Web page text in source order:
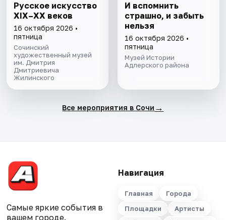
Русское искусство
XIX–XX веков
16 октября 2026 •
пятница
Сочинский
художественный музей
им. Дмитрия
Дмитриевича
Жилинского
И вспомнить
страшно, и забыть
нельзя
16 октября 2026 •
пятница
Музей Истории
Адлерского района
Все мероприятия в Сочи →
Самые яркие события в
вашем городе.
Навигация
Главная
Города
Площадки
Артисты